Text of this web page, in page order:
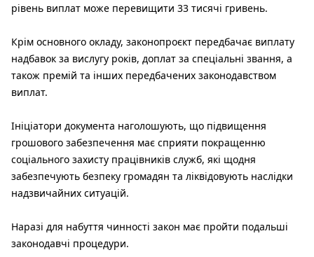
рівень виплат може перевищити 33 тисячі гривень.
Крім основного окладу, законопроєкт передбачає виплату
надбавок за вислугу років, доплат за спеціальні звання, а
також премій та інших передбачених законодавством
виплат.
Ініціатори документа наголошують, що підвищення
грошового забезпечення має сприяти покращенню
соціального захисту працівників служб, які щодня
забезпечують безпеку громадян та ліквідовують наслідки
надзвичайних ситуацій.
Наразі для набуття чинності закон має пройти подальші
законодавчі процедури.